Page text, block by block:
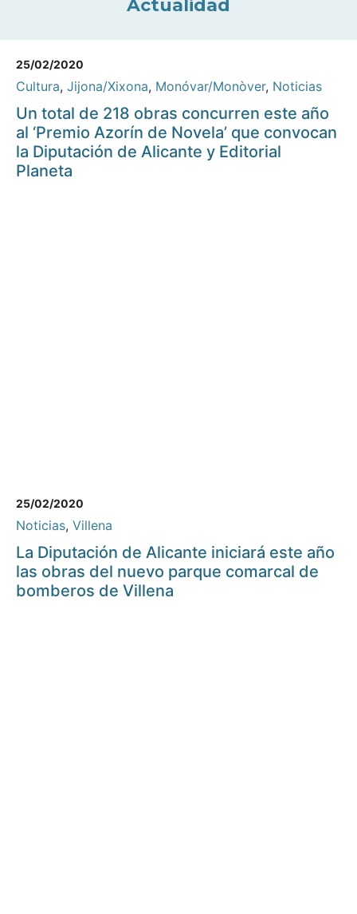
Actualidad
25/02/2020
Cultura, Jijona/Xixona, Monóvar/Monòver, Noticias
Un total de 218 obras concurren este año
al ‘Premio Azorín de Novela’ que convocan
la Diputación de Alicante y Editorial
Planeta
25/02/2020
Noticias, Villena
La Diputación de Alicante iniciará este año
las obras del nuevo parque comarcal de
bomberos de Villena